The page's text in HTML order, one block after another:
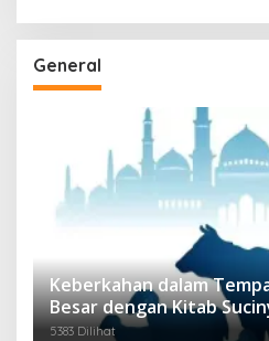
General
Keberkahan dalam
Besar dengan Kitab
5383 Dilihat